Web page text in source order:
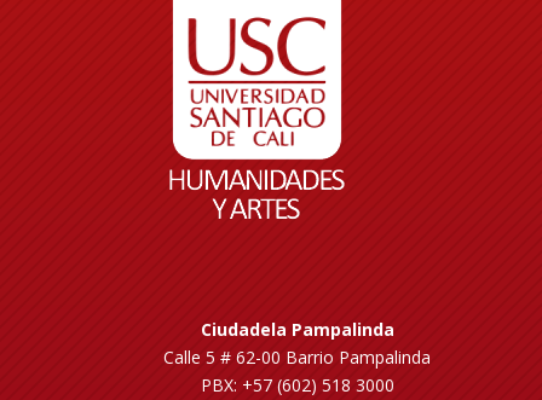
Ciudadela Pampalinda
Calle 5 # 62-00 Barrio Pampalinda
PBX: +57 (602) 518 3000